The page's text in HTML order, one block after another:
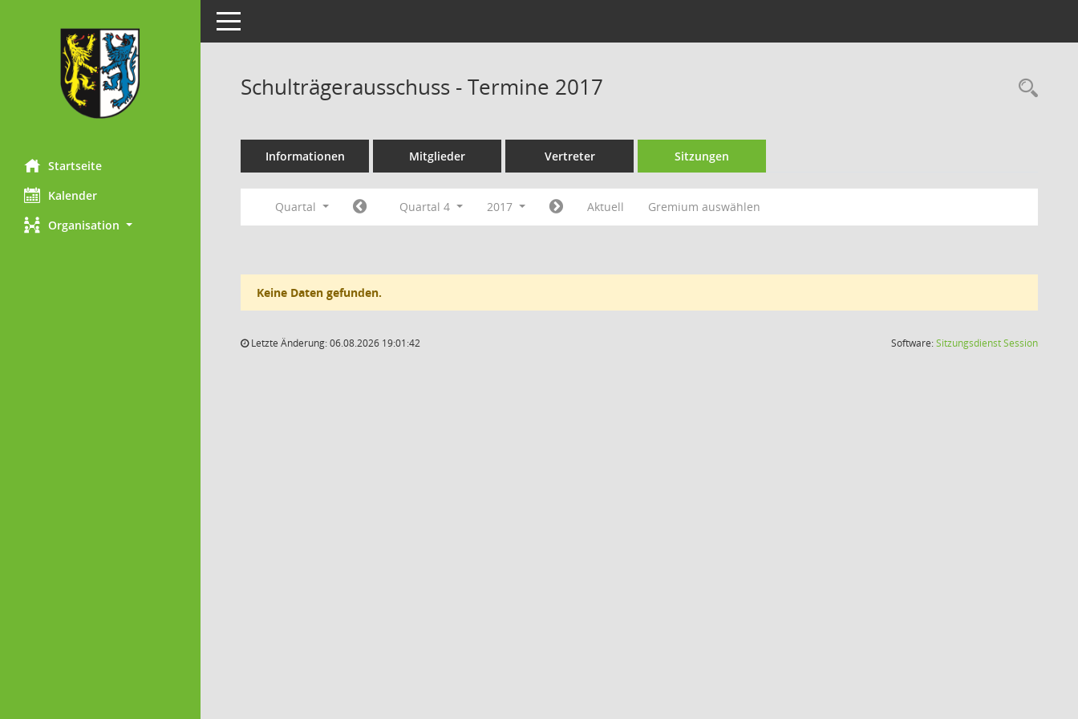
Startseite
Kalender
Organisation
Toggle navigation
Schulträgerausschuss - Termine 2017
Informationen Mitglieder Vertreter Sitzungen
Quartal Quartal 4 2017 Aktuell Gremium auswählen
Keine Daten gefunden.
Letzte Änderung: 06.08.2026 19:01:42 Software:SitzungsdienstSession(Wird in